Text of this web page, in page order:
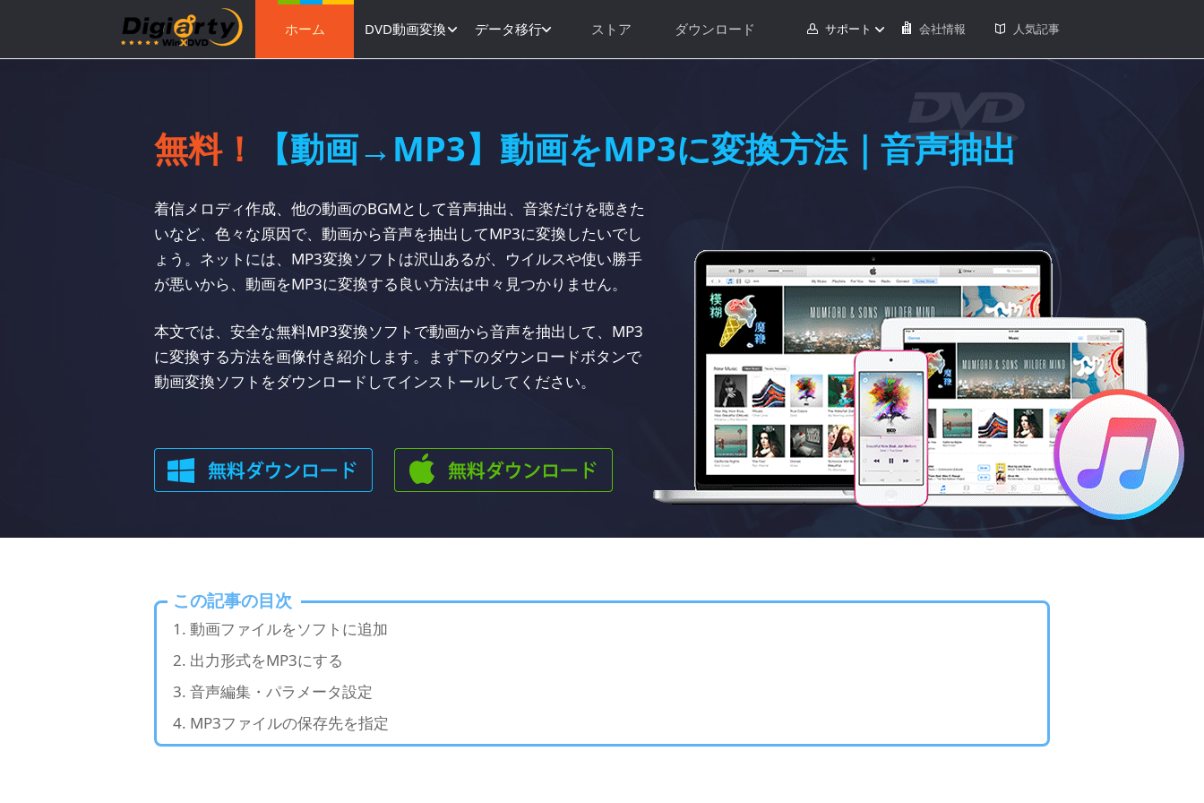
ホーム DVD動画変換 データ移行 ストア ダウンロード 人気記事
会社情報
サポート
無料！ 【動画→MP3】動画をMP3に変換方法｜音声抽出
着信メロディ作成、他の動画のBGMとして音声抽出、音楽だけを聴きた
いなど、色々な原因で、動画から音声を抽出してMP3に変換したいでし
ょう。ネットには、MP3変換ソフトは沢山あるが、ウイルスや使い勝手
が悪いから、動画をMP3に変換する良い方法は中々見つかりません。
本文では、安全な無料MP3変換ソフトで動画から音声を抽出して、MP3
に変換する方法を画像付き紹介します。まず下のダウンロードボタンで
動画変換ソフトをダウンロードしてインストールしてください。
この記事の目次
動画ファイルをソフトに追加
出力形式をMP3にする
音声編集・パラメータ設定
MP3ファイルの保存先を指定